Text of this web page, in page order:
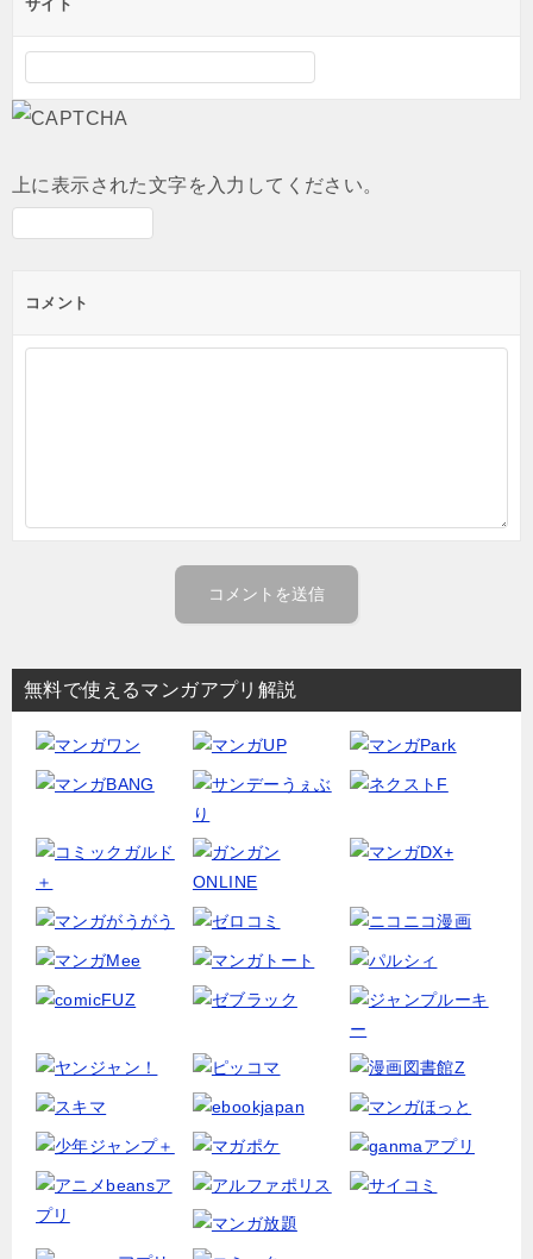
サイト
上に表示された文字を入力してください。
コメント
無料で使えるマンガアプリ解説